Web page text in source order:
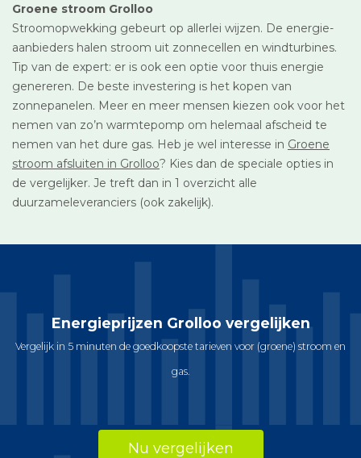
Groene stroom Grolloo
Stroomopwekking gebeurt op allerlei wijzen. De energie-
aanbieders halen stroom uit zonnecellen en windturbines.
Tip van de expert: er is ook een optie voor thuis energie
genereren. De beste investering is het kopen van
zonnepanelen. Meer en meer mensen kiezen ook voor het
nemen van zo’n warmtepomp om helemaal afscheid te
nemen van het dure gas. Heb je wel interesse in Groene
stroom afsluiten in Grolloo? Kies dan de speciale opties in
de vergelijker. Je treft dan in 1 overzicht alle
duurzameleveranciers (ook zakelijk).
Energieprijzen Grolloo vergelijken
Vergelijk in 5 minuten de goedkoopste tarieven voor (groene) stroom en
gas.
Nu vergelijken